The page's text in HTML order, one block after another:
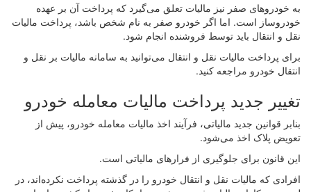
به خودروهای صفر نیز مالیات تعلق می‌گیرد که پرداخت آن بر عهده
خودروساز است. اما اگر خودرو صفر به نام شخص باشد، پرداخت مالیات
نقل و انتقال باید توسط فروشنده انجام شود.
برای پرداخت مالیات نقل و انتقال می‌توانید به سامانه مالیات بر نقل و
انتقال خودرو مراجعه کنید.
تغییر جدید پرداخت مالیات معامله خودرو
بنابر قوانین جدید مالیاتی، فرآیند اخذ مالیات معامله خودرو، پیش از
تعویض پلاک اخذ می‌شود.
این قانون برای جلوگیری از فرارهای مالیاتی است.
افرادی که مالیات نقل و انتقال خودرو را در گذشته پرداخت نکرده‌اند، در